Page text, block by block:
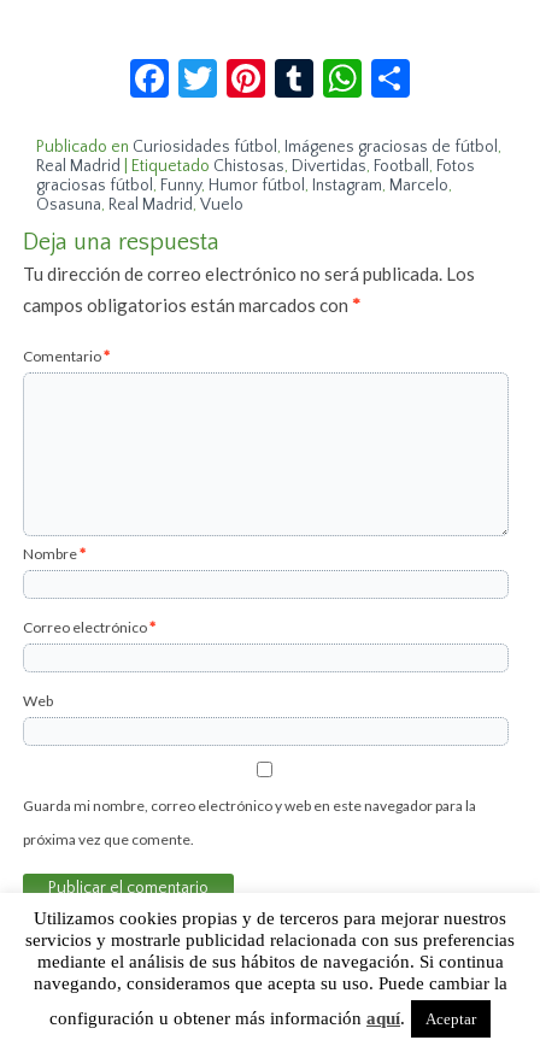
Facebook
Twitter
Pinterest
TumblrWhatsApp
Publicado en Curiosidades fútbol , Imágenes graciosas de fútbol ,
Real Madrid
Etiquetado Chistosas, Divertidas, Football , Fotos
graciosas fútbol , Funny, Humor fútbol , Instagram, Marcelo,
Osasuna, Real Madrid,Vuelo
Deja una respuesta
Tu dirección de correo electrónico no será publicada. Los
campos obligatorios están marcados con*
Comentario*
Nombre*
Correo electrónico*
Web
Guarda mi nombre, correo electrónico y web en este navegador para la
próxima vez que comente.
Sobre Humor Fútbol Club | Aviso legal |Contacto
Humor Fútbol Club © 2015. Todos los derechos reservados
Utilizamos cookies propias y de terceros para mejorar nuestros
servicios y mostrarle publicidad relacionada con sus preferencias
mediante el análisis de sus hábitos de navegación. Si continua
navegando, consideramos que acepta su uso. Puede cambiar la
configuración u obtener más información aquí. Aceptar